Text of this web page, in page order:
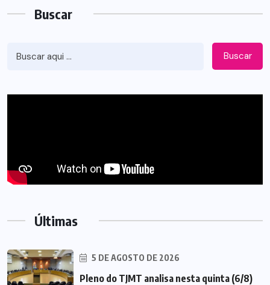
Buscar
Buscar
Últimas
5 DE AGOSTO DE 2026
Pleno do TJMT analisa nesta quinta (6/8)